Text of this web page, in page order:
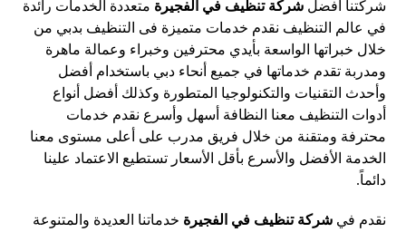
شركتنا افضلشركة تنظيف في الفجيرة متعددة الخدمات رائدة
في عالم التنظيف نقدم خدمات متميزة فى التنظيف بدبي من
خلال خبراتها الواسعة بأيدي محترفين وخبراء وعمالة ماهرة
ومدربة تقدم خدماتها في جميع أنحاء دبي باستخدام أفضل
وأحدث التقنيات والتكنولوجيا المتطورة وكذلك أفضل أنواع
أدوات التنظيف معنا النظافة أسهل وأسرع نقدم خدمات
محترفة ومتقنة من خلال فريق مدرب على أعلى مستوى معنا
الخدمة الأفضل والأسرع بأقل الأسعار تستطيع الاعتماد علينا
دائماً.
نقدم فيشركة تنظيف في الفجيرة خدماتنا العديدة والمتنوعة